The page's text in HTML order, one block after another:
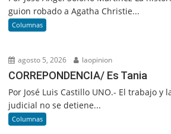
guion robado a Agatha Christie...
Columnas
agosto 5, 2026 laopinion
CORREPONDENCIA/ Es Tania
Por José Luis Castillo UNO.- El trabajo y
judicial no se detiene...
Columnas